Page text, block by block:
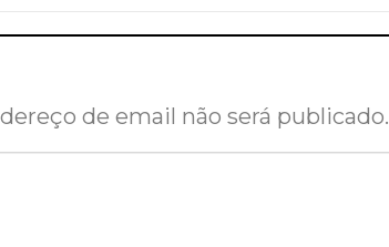
de email não será publicado.